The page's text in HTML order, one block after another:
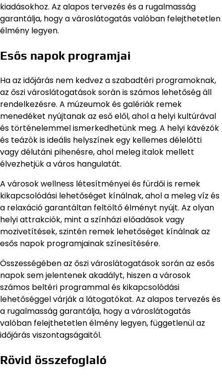
kiadásokhoz. Az alapos tervezés és a rugalmasság
garantálja, hogy a városlátogatás valóban felejthetetlen
élmény legyen.
Esős napok programjai
Ha az időjárás nem kedvez a szabadtéri programoknak,
az őszi városlátogatások során is számos lehetőség áll
rendelkezésre. A múzeumok és galériák remek
menedéket nyújtanak az eső elől, ahol a helyi kultúrával
és történelemmel ismerkedhetünk meg. A helyi kávézók
és teázók is ideális helyszínek egy kellemes délelőtti
vagy délutáni pihenésre, ahol meleg italok mellett
élvezhetjük a város hangulatát.
A városok wellness létesítményei és fürdői is remek
kikapcsolódási lehetőséget kínálnak, ahol a meleg víz és
a relaxáció garantáltan feltöltő élményt nyújt. Az olyan
helyi attrakciók, mint a színházi előadások vagy
mozivetítések, szintén remek lehetőséget kínálnak az
esős napok programjainak színesítésére.
Összességében az őszi városlátogatások során az esős
napok sem jelentenek akadályt, hiszen a városok
számos beltéri programmal és kikapcsolódási
lehetőséggel várják a látogatókat. Az alapos tervezés és
a rugalmasság garantálja, hogy a városlátogatás
valóban felejthetetlen élmény legyen, függetlenül az
időjárás viszontagságaitól.
Rövid összefoglaló